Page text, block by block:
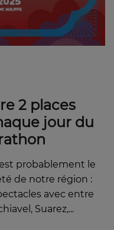
2 places
jour du
probablement le
de notre région :
avec entre
Suarez,...